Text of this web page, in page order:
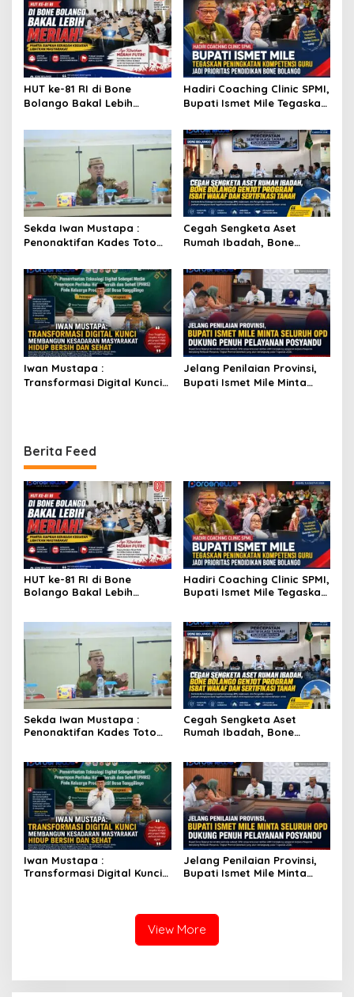
HUT ke-81 RI di Bone
Bolango Bakal Lebih
Beragam Kegiatan
Libatkan Masyarakat
Hadiri Coaching Clinic SPMI,
Bupati Ismet Mile Tegaskan
Guru Jadi Prioritas
Pendidikan Bone Bolango
Sekda Iwan Mustapa :
Penonaktifan Kades Toto
DPRD Nilai Keputusan
Pemda Tepat
Cegah Sengketa Aset
Rumah Ibadah, Bone
Isbat Wakaf dan Sertifikasi
Tanah
Iwan Mustapa :
Transformasi Digital Kunci
Jelang Penilaian Provinsi,
Bupati Ismet Mile Minta
Berita Feed
HUT ke-81 RI di Bone
Bolango Bakal Lebih
Libatkan Masyarakat
Hadiri Coaching Clinic SPMI,
Bupati Ismet Mile Tegaskan
Pendidikan Bone Bolango
Sekda Iwan Mustapa :
Penonaktifan Kades Toto
Pemda Tepat
Cegah Sengketa Aset
Rumah Ibadah, Bone
Tanah
Iwan Mustapa :
Transformasi Digital Kunci
Jelang Penilaian Provinsi,
Bupati Ismet Mile Minta
View More